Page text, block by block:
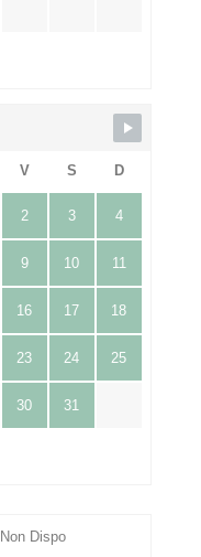
V S D
2 3 4
9 10 11
16 17 18
23 24 25
30 31
Non Dispo